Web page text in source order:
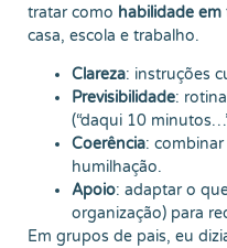
tratar como habilidade
casa, escola e trabalho.
Clareza: instruções
Previsibilidade:
(“daqui 10
Coerência:
humilhação.
Apoio: adaptar o
organização) para
Em grupos de pais, eu